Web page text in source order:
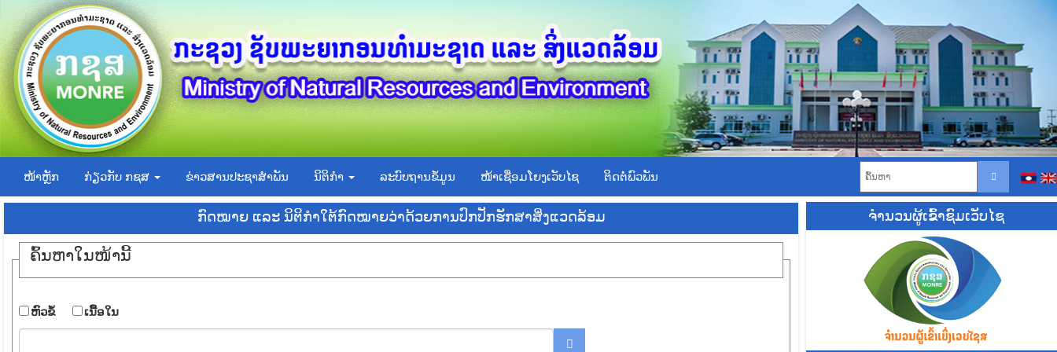
ໜ້າຫຼັກ ກ່ຽວກັບ ກຊສ ຂ່າວສານປະຊາສຳພັນ ນິຕິກຳ ລະບົບຖານຂໍ້ມູນ ໜ້າເຊື່ອມໂຍງເວັບໄຊ ຕິດຕໍ່ພົວພັນ
ກົດໝາຍ ແລະ ນິຕິກໍາໃຕ້ກົດໝາຍວ່າດ້ວຍການປົກປັກຮັກສາສິ່ງແວດລ້ອມ
ຄົ້ນ​ຫາ​ໃນ​ໜ້ານີ້
​ຫົວ​ຂໍ້ ​ເນື້ອ​ໃນ
ຈຳນວນຜູ້ເຂົ້າຊົມເວັບໄຊ